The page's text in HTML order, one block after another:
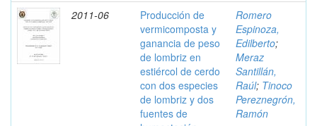
2011-06
Producción de
vermicomposta y
ganancia de peso
de lombriz en
estiércol de cerdo
con dos especies
de lombriz y dos
fuentes de
Romero
Espinoza,
Edilberto;
Meraz
Santillán,
Raúl; Tinoco
Pereznegrón,
Ramón